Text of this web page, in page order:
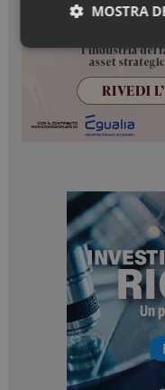
MOSTRA
I cookie
sito web
navigazione sulle
protette del sito.
funzionare
NOME
_ga